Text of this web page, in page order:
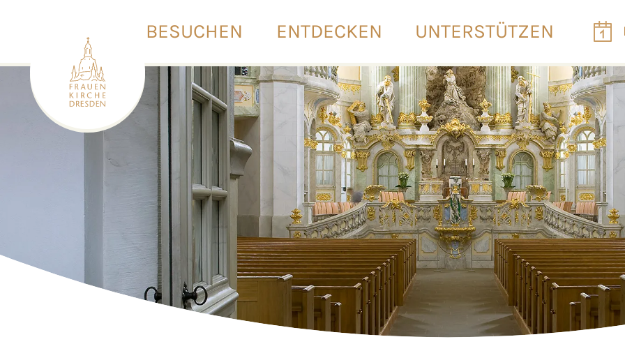
BESUCHEN ENTDECKEN UNTERSTÜTZEN